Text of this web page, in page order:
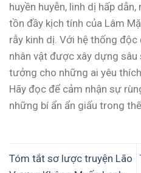
huyền huyễn, linh dị hấp
tồn đầy kịch tính của Lâm
rẫy kinh dị. Với hệ thống
nhân vật được xây dựng
tưởng cho những ai yêu
Hãy đọc để cảm nhận sự
những bí ẩn ẩn giấu trong
Tóm tắt sơ lược truyện Lão